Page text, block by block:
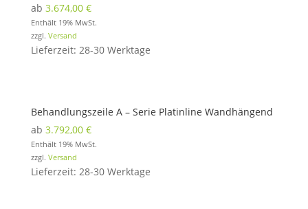
ab 3.674,00 €
Enthält 19% MwSt.
zzgl. Versand
Lieferzeit: 28-30 Werktage
Behandlungszeile A – Serie Platinline Wandhängend
ab 3.792,00 €
Enthält 19% MwSt.
zzgl. Versand
Lieferzeit: 28-30 Werktage